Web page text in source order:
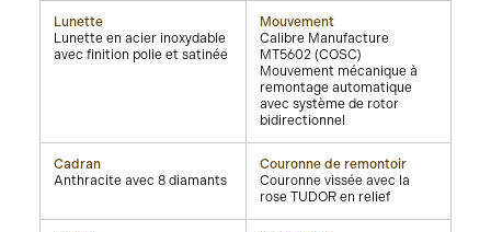
Lunette
Lunette en acier inoxydable
avec finition polie et satinée
Mouvement
Calibre Manufacture
MT5602 (COSC)
Mouvement mécanique à
remontage automatique
avec système de rotor
bidirectionnel
Cadran
Anthracite avec 8 diamants
Couronne de remontoir
Couronne vissée avec la
rose TUDOR en relief